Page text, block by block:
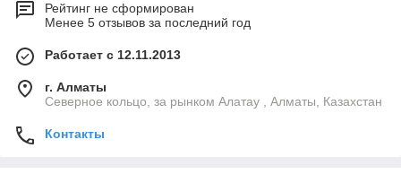
Рейтинг не сформирован
Менее 5 отзывов за последний год
Работает с 12.11.2013
г. Алматы
Северное кольцо, за рынком Алатау , Алматы, Казахстан
Контакты